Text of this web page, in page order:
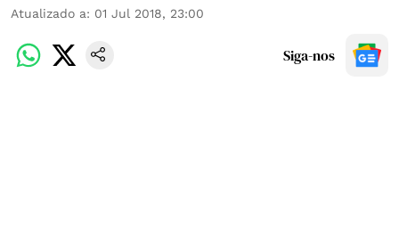
Atualizado a: 01 Jul 2018, 23:00
Siga-nos